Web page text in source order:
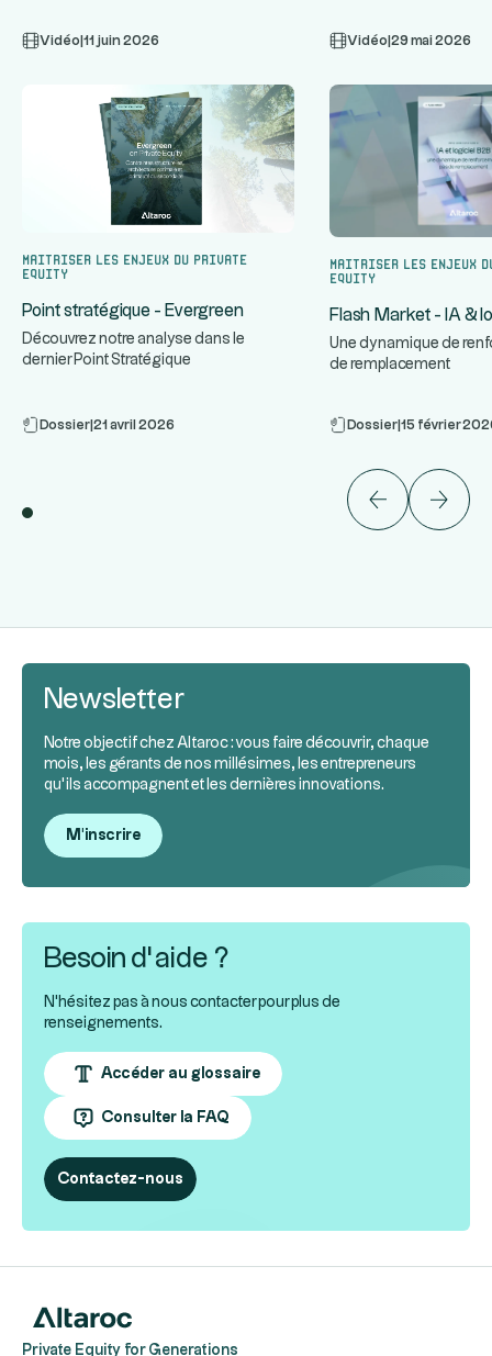
Vidéo 11 juin 2026 Vidéo 29 mai 2026
Maitriser les enjeux du Private
Equity
Point stratégique - Evergreen
Découvrez notre analyse dans le
dernier Point Stratégique
Dossier 21 avril 2026
Maitriser les enjeux
Equity
Flash Market - IA &
Une dynamique de
de remplacement
Dossier 15 février
Newsletter
Notre objectif chez Altaroc : vous faire découvrir, chaque
mois, les gérants de nos millésimes, les entrepreneurs
qu’ils accompagnent et les dernières innovations.
M'inscrire
Besoin d’aide ?
N'hésitez pas à nous contacter pour plus de
renseignements.
Accéder au glossaire
Consulter la FAQ
Contactez-nous
Private Equity for Generations